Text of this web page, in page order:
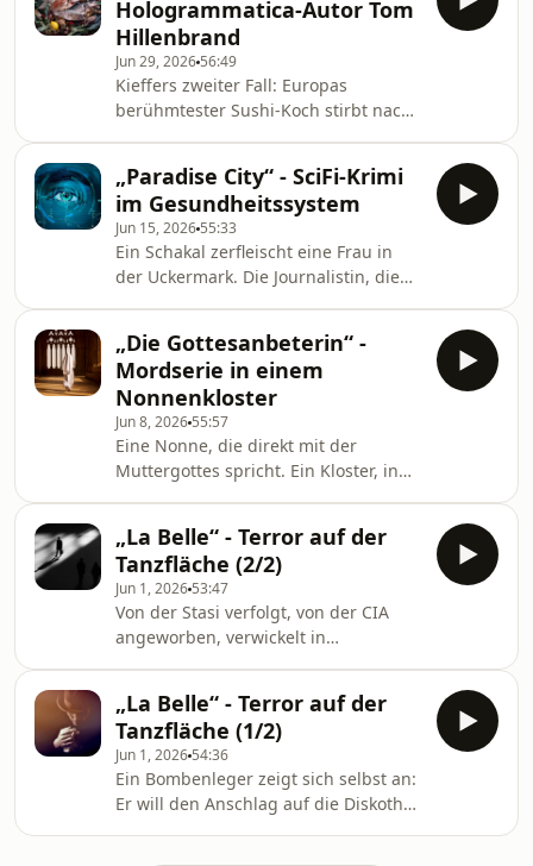
geheime Machenschaften der
Lebensmittelindustrie. Von Tom
Hillenbrand
www.deutschlandfunkkultur.de,
Kriminalhörspiel
Hologrammatica-Autor Tom
Hillenbrand
Jun 29, 2026 56:49
Kieffers zweiter Fall: Europas
berühmtester Sushi-Koch stirbt nach
und taucht ein in die Welt der
japanischen Küchenkunst. Nach dem
Roman von Tom Hillenbrand
www.deutschlandfunkkultur.de,
Kriminalhörspiel
„Paradise City“ - SciFi-Krimi
im Gesundheitssystem
Jun 15, 2026 55:33
Ein Schakal zerfleischt eine Frau in
der Uckermark. Die Journalistin, die
dann gerät ihr Chef auf die Gleise
einer U-Bahn und die Leiche der
Toten verschwindet aus der
Rechtsmedizin. Von Zoë Beck
www.deutschlandfunkkultur.de,
Kriminalhörspiel
„Die Gottesanbeterin“ -
Mordserie in einem
Nonnenkloster
Jun 8, 2026 55:57
Eine Nonne, die direkt mit der
Muttergottes spricht. Ein Kloster, in
rätselhafte Krankheit, die jede Kritik
verstummen lässt. Was geht vor sich
im Kloster Sant‘Ambrogio? Von
Thomas Fritz
www.deutschlandfunkkultur.de,
Hörspiel
„La Belle“ - Terror auf der
Tanzfläche (2/2)
Jun 1, 2026 53:47
Von der Stasi verfolgt, von der CIA
angeworben, verwickelt in
Lebenserzählung von Wolfgang
Sobotka, der sich nach dem Anschlag
auf den Nachtclub „La Belle“ selbst
anzeigt. Von Viviane Koppelmann
www.deutschlandfunkkultur.de,
Kriminalhörspiel
„La Belle“ - Terror auf der
Tanzfläche (1/2)
Jun 1, 2026 54:36
Ein Bombenleger zeigt sich selbst an:
Er will den Anschlag auf die Diskothek